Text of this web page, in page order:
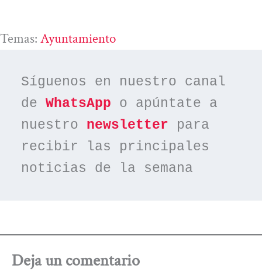
Temas: Ayuntamiento
Síguenos en nuestro canal
de WhatsApp o apúntate a
nuestro newsletter para
recibir las principales
noticias de la semana
Deja un comentario